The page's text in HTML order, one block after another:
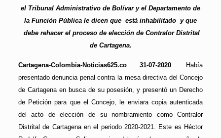
el Tribunal Administrativo de Bolívar y el Departamento de
la Función Pública le dicen que está inhabilitado y que
debe rehacer el proceso de elección de Contralor Distrital
de Cartagena.
Cartagena-Colombia-Noticias625.co 31-07-2020 . Había
presentado denuncia penal contra la mesa directiva del Concejo
de Cartagena en busca de su posesión, y presentó un Derecho
de Petición para que el Concejo, le enviara copia autenticada
del acto de elección de su nombramiento como Contralor
Distrital de Cartagena en el periodo 2020-2021. Este es Héctor